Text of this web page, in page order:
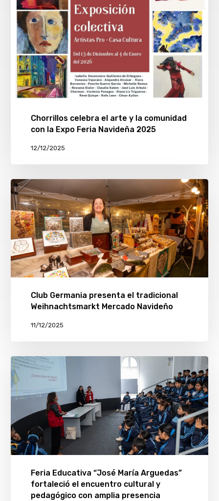
Chorrillos celebra el arte y la comunidad
con la Expo Feria Navideña 2025
12/12/2025
Club Germania presenta el tradicional
Weihnachtsmarkt Mercado Navideño
11/12/2025
Feria Educativa “José María Arguedas”
fortaleció el encuentro cultural y
pedagógico con amplia presencia